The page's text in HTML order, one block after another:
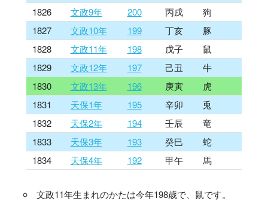
1826
文政9年 200 丙戌
狗
1827
文政10年 199 丁亥
豚
1828
文政11年 198 戊子
鼠
1829
文政12年 197 己丑
牛
1830
文政13年 196 庚寅
虎
1831
天保1年 195 辛卯
兎
1832
天保2年 194 壬辰
竜
1833
天保3年 193 癸巳
蛇
1834
天保4年 192 甲午 馬
文政11年生まれのかたは今年198歳で、鼠です。